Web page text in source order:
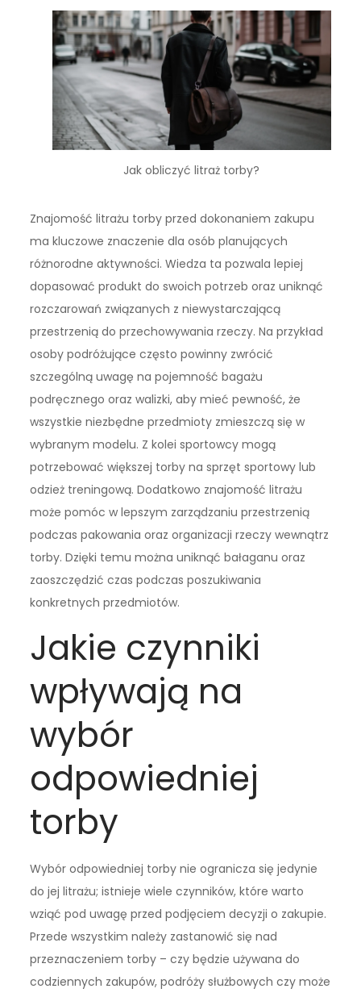
Jak obliczyć litraż torby?
Znajomość litrażu torby przed dokonaniem zakupu
ma kluczowe znaczenie dla osób planujących
różnorodne aktywności. Wiedza ta pozwala lepiej
dopasować produkt do swoich potrzeb oraz uniknąć
rozczarowań związanych z niewystarczającą
przestrzenią do przechowywania rzeczy. Na przykład
osoby podróżujące często powinny zwrócić
szczególną uwagę na pojemność bagażu
podręcznego oraz walizki, aby mieć pewność, że
wszystkie niezbędne przedmioty zmieszczą się w
wybranym modelu. Z kolei sportowcy mogą
potrzebować większej torby na sprzęt sportowy lub
odzież treningową. Dodatkowo znajomość litrażu
może pomóc w lepszym zarządzaniu przestrzenią
podczas pakowania oraz organizacji rzeczy wewnątrz
torby. Dzięki temu można uniknąć bałaganu oraz
zaoszczędzić czas podczas poszukiwania
konkretnych przedmiotów.
Jakie czynniki
wpływają na
wybór
odpowiedniej
torby
Wybór odpowiedniej torby nie ogranicza się jedynie
do jej litrażu; istnieje wiele czynników, które warto
wziąć pod uwagę przed podjęciem decyzji o zakupie.
Przede wszystkim należy zastanowić się nad
przeznaczeniem torby – czy będzie używana do
codziennych zakupów, podróży służbowych czy może